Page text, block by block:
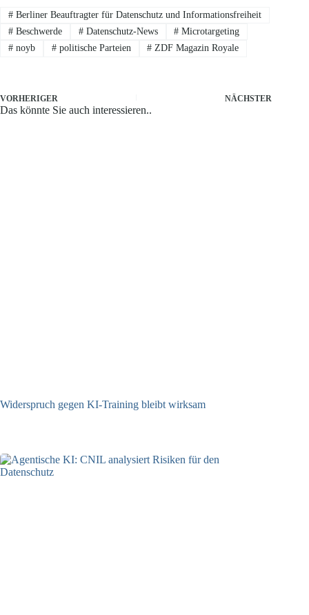
#Berliner Beauftragter für Datenschutz und Informationsfreiheit
#Beschwerde #Datenschutz-News # Microtargeting
#noyb #politische Parteien # ZDF Magazin Royale
VORHERIGER NÄCHSTER
Das könnte Sie auch interessieren..
Widerspruch gegen KI-Training bleibt wirksam